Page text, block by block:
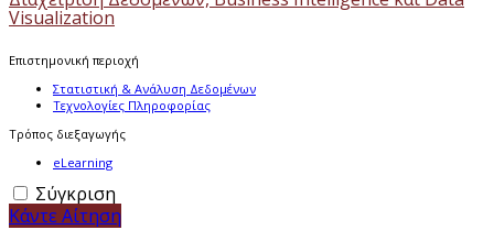
Visualization
Επιστημονική περιοχή
Στατιστική & Ανάλυση Δεδομένων
Τεχνολογίες Πληροφορίας
Τρόπος διεξαγωγής
eLearning
Σύγκριση
Κάντε Αίτηση